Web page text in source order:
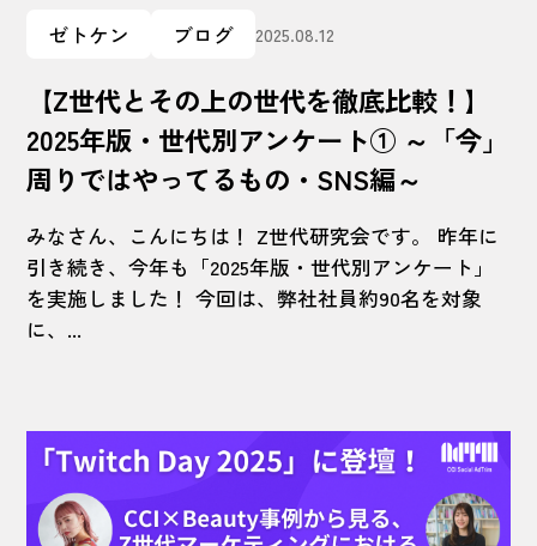
ゼトケン ブログ 2025.08.12
【Z世代とその上の世代を徹底比較！】
2025年版・世代別アンケート① ～「今」
周りではやってるもの・SNS編～
みなさん、こんにちは！ Z世代研究会です。 昨年に
引き続き、今年も「2025年版・世代別アンケート」
を実施しました！ 今回は、弊社社員約90名を対象
に、...